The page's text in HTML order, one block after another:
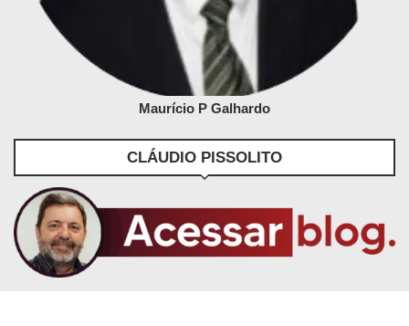
Maurício P Galhardo
CLÁUDIO PISSOLITO